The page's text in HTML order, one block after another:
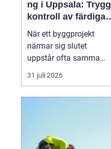
ng i Uppsala: Trygg
kontroll av färdiga
byggprojekt
När ett byggprojekt
närmar sig slutet
uppstår ofta samma
fråga: är entreprenaden
verkligen utförd så som
ger ett tydligt svar.
Genom en strukturerad
31 juli 2026